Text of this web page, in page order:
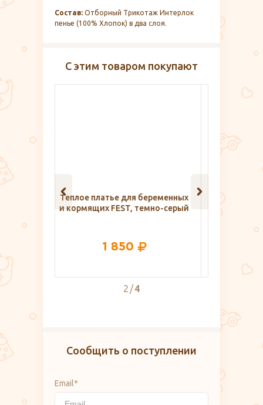
Состав: Отборный Трикотаж Интерлок
пенье (100% Хлопок) в два слоя.
С этим товаром покупают
Укрепляющая зубная паста для
беременных SPLAT Organic, 75
508
2 4
Сообщить о поступлении
Email*